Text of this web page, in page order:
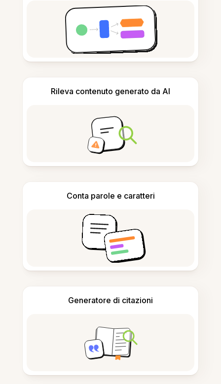
Rileva contenuto generato da AI
Conta parole e caratteri
Generatore di citazioni